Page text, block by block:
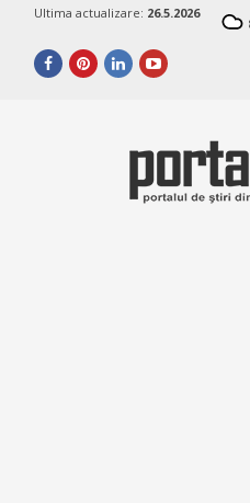
Ultima actualizare: 26.5.2026